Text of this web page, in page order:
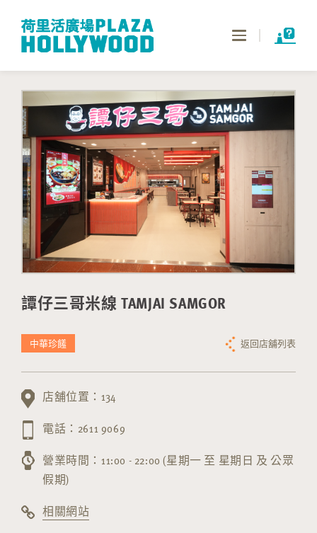
Toggle
譚仔三哥米線 TAMJAI SAMGOR
中華珍饈 返回店舖列表
店舖位置：134
電話：2611 9069
營業時間：11:00 - 22:00 (星期一 至 星期日 及 公眾
假期)
相關網站